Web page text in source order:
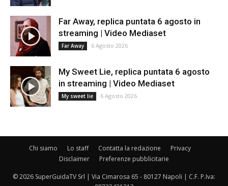
Far Away, replica puntata 6 agosto in
streaming | Video Mediaset
Far Away 6 Agosto 2026
My Sweet Lie, replica puntata 6 agosto
in streaming | Video Mediaset
My sweet lie 6 Agosto 2026
Chi siamo Lo staff Contatta la redazione
Privacy
Disclaimer
Preferenze pubblicitarie
© 2026 SuperGuidaTV Srl | Via Cimarosa 65 - 80127 Napoli | C.F. P.Iva: